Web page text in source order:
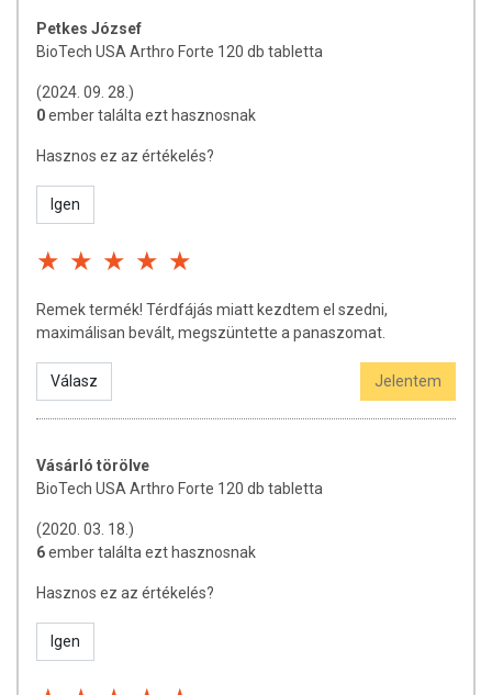
készítményeknek betegséget megelőző vagy gyógyító
hatást tulajdonítani.
A termék nem helyettesíti a változatos, kiegyensúlyozott étrendet és az
egészséges életmódot!
helyettesítésére alkalmas! Betegség esetén használatát konzultálja
kezelőorvosával. Az ajánlott napi fogyasztási mennyiséget ne lépje túl!
Ne szedje a készítményt, ha az összetevők bármelyikére érzékeny
Petkes József
BioTech USA Arthro Forte 120 db tabletta
(2024. 09. 28.)
0ember találta ezt hasznosnak
Hasznos ez az értékelés?
Igen
Remek termék! Térdfájás miatt kezdtem el szedni,
maximálisan bevált, megszüntette a panaszomat.
Válasz Jelentem
Vásárló törölve
BioTech USA Arthro Forte 120 db tabletta
(2020. 03. 18.)
6ember találta ezt hasznosnak
Hasznos ez az értékelés?
Igen